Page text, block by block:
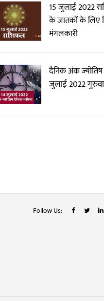
15 जुलाई 2022
के जातकों के लिए
मंगलकारी
दैनिक अंक
जुलाई 2022
Follow Us: